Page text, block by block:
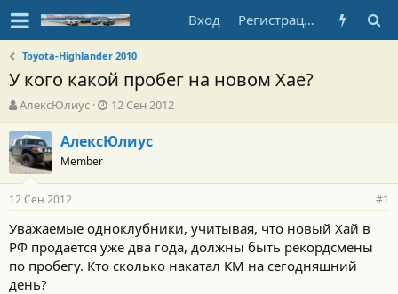
Вход Регистрация
Toyota-Highlander 2010
У кого какой пробег на новом Хае?
А
в
т
о
р
т
е
м
ы
АлексЮлиус
Д
а
т
а
а
а
л
а
12 Сен 2012
АлексЮлиус
Member
12 Сен 2012 #1
Уважаемые одноклубники, учитывая, что новый Хай в
РФ продается уже два года, должны быть рекордсмены
по пробегу. Кто сколько накатал КМ на сегодняшний
день?